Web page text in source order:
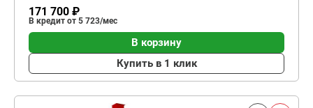
171 700 ₽
В кредит от 5 723/мес
В корзину
Купить в 1 клик